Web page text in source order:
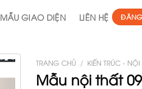
MẪU GIAO DIỆN LIÊN HỆ
TRANG CHỦ / KIẾN TRÚC - NỘI
Mẫu nội thất 09